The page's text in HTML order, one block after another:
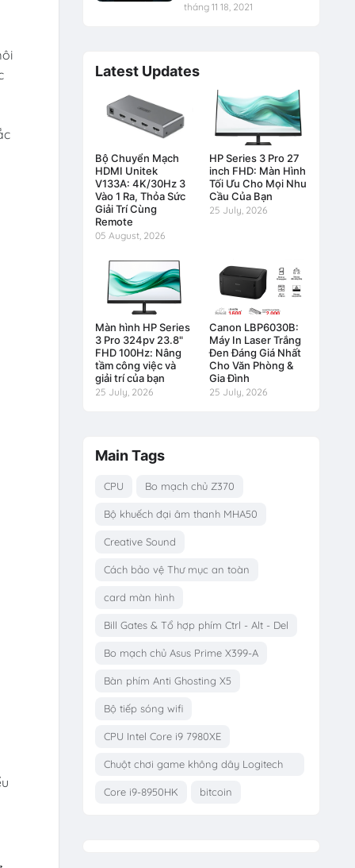
tháng 11 18, 2021
Latest Updates
Bộ Chuyển Mạch
HDMI Unitek
V133A: 4K/30Hz 3
Vào 1 Ra, Thỏa Sức
Giải Trí Cùng
Remote
05 August, 2026
HP Series 3 Pro 27
inch FHD: Màn Hình
Tối Ưu Cho Mọi Nhu
Cầu Của Bạn
25 July, 2026
Màn hình HP Series
3 Pro 324pv 23.8"
FHD 100Hz: Nâng
tầm công việc và
giải trí của bạn
25 July, 2026
Canon LBP6030B:
Máy In Laser Trắng
Đen Đáng Giá Nhất
Cho Văn Phòng &
Gia Đình
25 July, 2026
Main Tags
CPU Bo mạch chủ Z370
Bộ khuếch đại âm thanh MHA50
Creative Sound
Cách bảo vệ Thư mục an toàn
card màn hình
Bill Gates & Tổ hợp phím Ctrl - Alt - Del
Bo mạch chủ Asus Prime X399-A
Bàn phím Anti Ghosting X5
Bộ tiếp sóng wifi
CPU Intel Core i9 7980XE
Chuột chơi game không dây Logitech
G703
Core i9-8950HK bitcoin